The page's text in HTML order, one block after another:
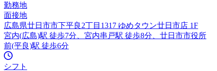
勤務地
面接地
広島県廿日市市下平良2丁目1317 ゆめタウン廿日市店 1F
宮内(広島)駅 徒歩7分、宮内串戸駅 徒歩8分、廿日市市役所
前(平良)駅 徒歩6分
シフト